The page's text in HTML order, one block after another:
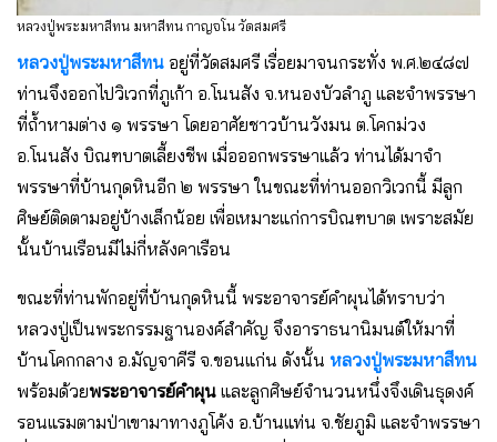
หลวงปู่พระมหาสีทน มหาสีทน กาญจโน วัดสมศรี
หลวงปู่พระมหาสีทน อยู่ที่วัดสมศรี เรื่อยมาจนกระทั่ง พ.ศ.๒๔๘๗
ท่านจึงออกไปวิเวกที่ภูเก้า อ.โนนสัง จ.หนองบัวลำภู และจำพรรษา
ที่ถ้ำหามต่าง ๑ พรรษา โดยอาศัยชาวบ้านวังมน ต.โคกม่วง
อ.โนนสัง บิณฑบาตเลี้ยงชีพ เมื่อออกพรรษาแล้ว ท่านได้มาจำ
พรรษาที่บ้านกุดหินอีก ๒ พรรษา ในขณะที่ท่านออกวิเวกนี้ มีลูก
ศิษย์ติดตามอยู่บ้างเล็กน้อย เพื่อเหมาะแก่การบิณฑบาต เพราะสมัย
นั้นบ้านเรือนมีไม่กี่หลังคาเรือน
ขณะที่ท่านพักอยู่ที่บ้านกุดหินนี้ พระอาจารย์คำผุนได้ทราบว่า
หลวงปู่เป็นพระกรรมฐานองค์สำคัญ จึงอาราธนานิมนต์ให้มาที่
บ้านโคกกลาง อ.มัญจาคีรี จ.ขอนแก่น ดังนั้น หลวงปู่พระมหาสีทน
พร้อมด้วยพระอาจารย์คำผุน และลูกศิษย์จำนวนหนึ่งจึงเดินธุดงค์
รอนแรมตามป่าเขามาทางภูโค้ง อ.บ้านแท่น จ.ชัยภูมิ และจำพรรษา